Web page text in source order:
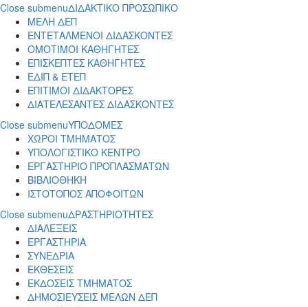
Close submenuΔΙΔΑΚΤΙΚΟ ΠΡΟΣΩΠΙΚΟ
ΜΕΛΗ ΔΕΠ
ΕΝΤΕΤΑΛΜΕΝΟΙ ΔΙΔΑΣΚΟΝΤΕΣ
ΟΜΟΤΙΜΟΙ ΚΑΘΗΓΗΤΕΣ
ΕΠΙΣΚΕΠΤΕΣ ΚΑΘΗΓΗΤΕΣ
ΕΔΙΠ & ΕΤΕΠ
ΕΠΙΤΙΜΟΙ ΔΙΔΑΚΤΟΡΕΣ
ΔΙΑΤΕΛΕΣΑΝΤΕΣ ΔΙΔΑΣΚΟΝΤΕΣ
Close submenuΥΠΟΔΟΜΕΣ
ΧΩΡΟΙ ΤΜΗΜΑΤΟΣ
ΥΠΟΛΟΓΙΣΤΙΚΟ ΚΕΝΤΡΟ
ΕΡΓΑΣΤΗΡΙΟ ΠΡΟΠΛΑΣΜΑΤΩΝ
ΒΙΒΛΙΟΘΗΚΗ
ΙΣΤΟΤΟΠΟΣ ΑΠΟΦΟΙΤΩΝ
Close submenuΔΡΑΣΤΗΡΙΟΤΗΤΕΣ
ΔΙΑΛΕΞΕΙΣ
ΕΡΓΑΣΤΗΡΙΑ
ΣΥΝΕΔΡΙΑ
ΕΚΘΕΣΕΙΣ
ΕΚΔΟΣΕΙΣ ΤΜΗΜΑΤΟΣ
ΔΗΜΟΣΙΕΥΣΕΙΣ ΜΕΛΩΝ ΔΕΠ